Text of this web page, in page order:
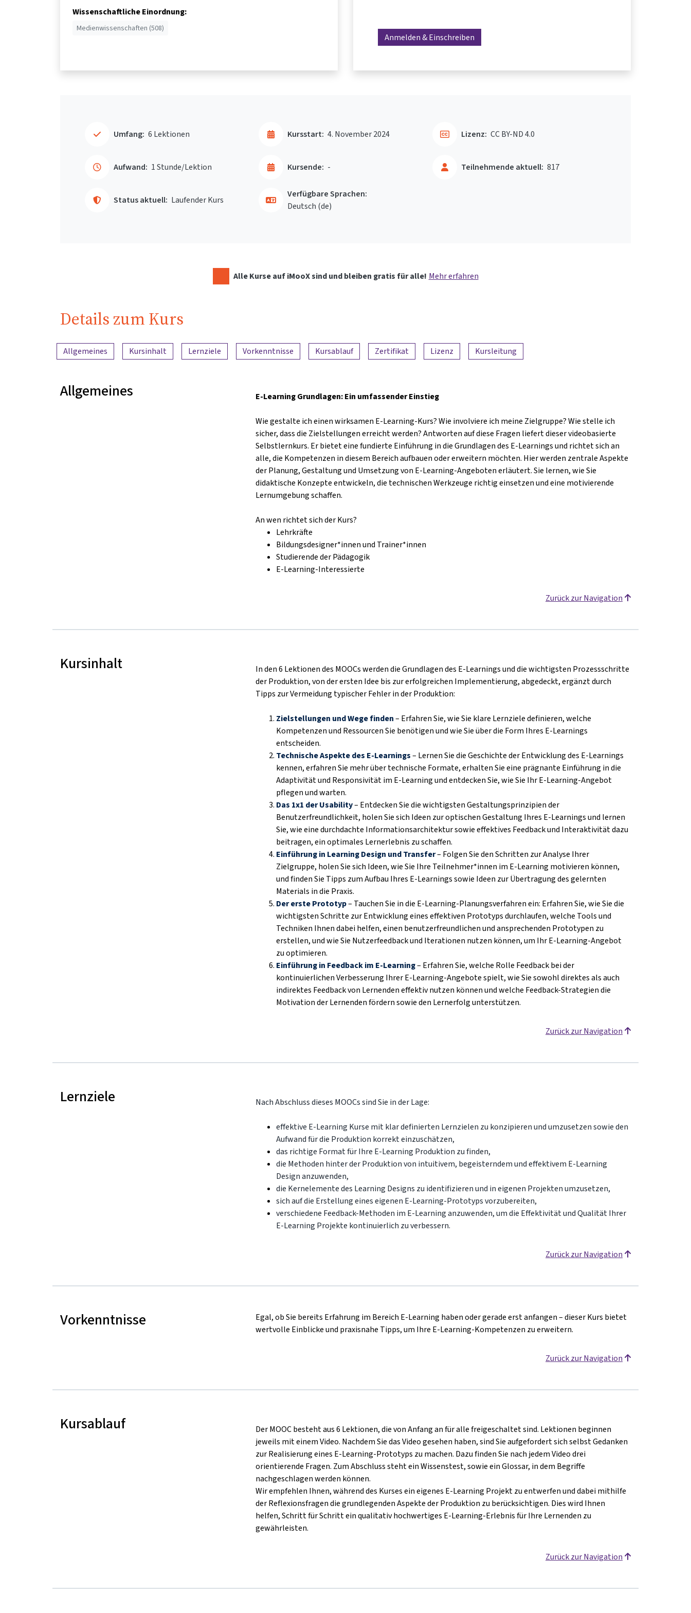
Wissenschaftliche Einordnung:
Medienwissenschaften (508)
Anmelden & Einschreiben
Umfang: 6 Lektionen
Aufwand: 1 Stunde/Lektion
Kursstart: 4. November 2024
Kursende: -
Status aktuell: Laufender Kurs
Teilnehmende aktuell: 817
Lizenz: CC BY-ND 4.0
Verfügbare Sprachen:
Deutsch ‎(de)‎
Alle Kurse auf iMooX sind und bleiben gratis für alle! Mehr erfahren
Details zum Kurs
Inhaltsübersicht
Allgemeines Kursinhalt Lernziele Vorkenntnisse Kursablauf Zertifikat Lizenz Kursleitung
Allgemeines E-Learning Grundlagen: Ein umfassender Einstieg
Wie gestalte ich einen wirksamen E-Learning-Kurs? Wie involviere ich meine Zielgruppe? Wie stelle ich
sicher, dass die Zielstellungen erreicht werden? Antworten auf diese Fragen liefert dieser videobasierte
Selbstlernkurs. Er bietet eine fundierte Einführung in die Grundlagen des E-Learnings und richtet sich an
alle, die Kompetenzen in diesem Bereich aufbauen oder erweitern möchten. Hier werden zentrale Aspekte
der Planung, Gestaltung und Umsetzung von E-Learning-Angeboten erläutert. Sie lernen, wie Sie
didaktische Konzepte entwickeln, die technischen Werkzeuge richtig einsetzen und eine motivierende
Lernumgebung schaffen.
An wen richtet sich der Kurs?
Lehrkräfte
Bildungsdesigner*innen und Trainer*innen
Studierende der Pädagogik
E-Learning-Interessierte
Zurück zur Navigation
Kursinhalt
In den 6 Lektionen des MOOCs werden die Grundlagen des E-Learnings und die wichtigsten Prozessschritte
der Produktion, von der ersten Idee bis zur erfolgreichen Implementierung, abgedeckt, ergänzt durch
Tipps zur Vermeidung typischer Fehler in der Produktion:
Zielstellungen und Wege finden– Erfahren Sie, wie Sie klare Lernziele definieren, welche
Kompetenzen und Ressourcen Sie benötigen und wie Sie über die Form Ihres E-Learnings
entscheiden.
Technische Aspekte des E-Learnings– Lernen Sie die Geschichte der Entwicklung des E-Learnings
kennen, erfahren Sie mehr über technische Formate, erhalten Sie eine prägnante Einführung in die
Adaptivität und Responsivität im E-Learning und entdecken Sie, wie Sie Ihr E-Learning-Angebot
pflegen und warten.
Das 1x1 der Usability– Entdecken Sie die wichtigsten Gestaltungsprinzipien der
Benutzerfreundlichkeit, holen Sie sich Ideen zur optischen Gestaltung Ihres E-Learnings und lernen
Sie, wie eine durchdachte Informationsarchitektur sowie effektives Feedback und Interaktivität dazu
beitragen, ein optimales Lernerlebnis zu schaffen.
Einführung in Learning Design und Transfer– Folgen Sie den Schritten zur Analyse Ihrer
Zielgruppe, holen Sie sich Ideen, wie Sie Ihre Teilnehmer*innen im E-Learning motivieren können,
und finden Sie Tipps zum Aufbau Ihres E-Learnings sowie Ideen zur Übertragung des gelernten
Materials in die Praxis.
Der erste Prototyp– Tauchen Sie in die E-Learning-Planungsverfahren ein: Erfahren Sie, wie Sie die
wichtigsten Schritte zur Entwicklung eines effektiven Prototyps durchlaufen, welche Tools und
Techniken Ihnen dabei helfen, einen benutzerfreundlichen und ansprechenden Prototypen zu
erstellen, und wie Sie Nutzerfeedback und Iterationen nutzen können, um Ihr E-Learning-Angebot
zu optimieren.
Einführung in Feedback im E-Learning– Erfahren Sie, welche Rolle Feedback bei der
kontinuierlichen Verbesserung Ihrer E-Learning-Angebote spielt, wie Sie sowohl direktes als auch
indirektes Feedback von Lernenden effektiv nutzen können und welche Feedback-Strategien die
Motivation der Lernenden fördern sowie den Lernerfolg unterstützen.
Zurück zur Navigation
Lernziele Nach Abschluss dieses MOOCs sind Sie in der Lage:
effektive E-Learning Kurse mit klar definierten Lernzielen zu konzipieren und umzusetzen sowie den
Aufwand für die Produktion korrekt einzuschätzen,
das richtige Format für Ihre E-Learning Produktion zu finden,
die Methoden hinter der Produktion von intuitivem, begeisterndem und effektivem E-Learning
Design anzuwenden,
die Kernelemente des Learning Designs zu identifizieren und in eigenen Projekten umzusetzen,
sich auf die Erstellung eines eigenen E-Learning-Prototyps vorzubereiten,
verschiedene Feedback-Methoden im E-Learning anzuwenden, um die Effektivität und Qualität Ihrer
E-Learning Projekte kontinuierlich zu verbessern.
Zurück zur Navigation
Vorkenntnisse
Egal, ob Sie bereits Erfahrung im Bereich E-Learning haben oder gerade erst anfangen – dieser Kurs bietet
wertvolle Einblicke und praxisnahe Tipps, um Ihre E-Learning-Kompetenzen zu erweitern.
Zurück zur Navigation
Kursablauf
Der MOOC besteht aus 6 Lektionen, die von Anfang an für alle freigeschaltet sind. Lektionen beginnen
jeweils mit einem Video. Nachdem Sie das Video gesehen haben, sind Sie aufgefordert sich selbst Gedanken
zur Realisierung eines E-Learning-Prototyps zu machen. Dazu finden Sie nach jedem Video drei
orientierende Fragen. Zum Abschluss steht ein Wissenstest, sowie ein Glossar, in dem Begriffe
nachgeschlagen werden können.
Wir empfehlen Ihnen, während des Kurses ein eigenes E-Learning Projekt zu entwerfen und dabei mithilfe
der Reflexionsfragen die grundlegenden Aspekte der Produktion zu berücksichtigen. Dies wird Ihnen
helfen, Schritt für Schritt ein qualitativ hochwertiges E-Learning-Erlebnis für Ihre Lernenden zu
gewährleisten.
Zurück zur Navigation